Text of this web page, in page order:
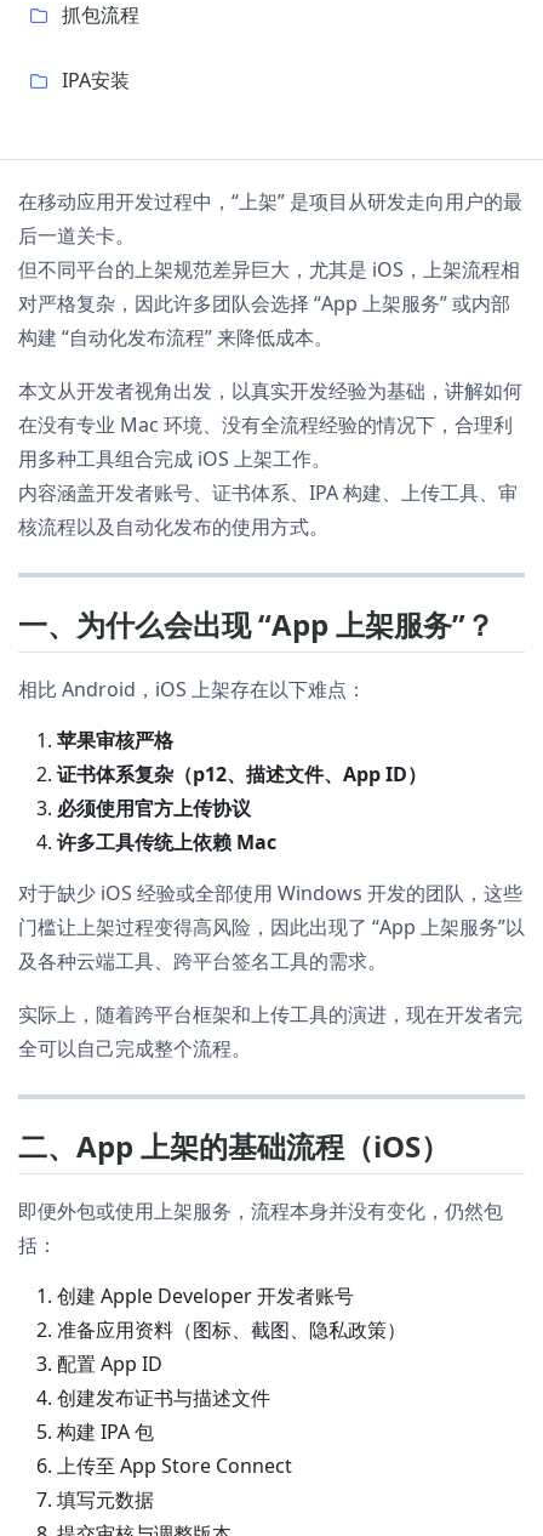
抓包流程
IPA安装
在移动应用开发过程中，“上架” 是项目从研发走向用户的最
后一道关卡。
但不同平台的上架规范差异巨大，尤其是 iOS，上架流程相
对严格复杂，因此许多团队会选择 “App 上架服务” 或内部
构建 “自动化发布流程” 来降低成本。
本文从开发者视角出发，以真实开发经验为基础，讲解如何
在没有专业 Mac 环境、没有全流程经验的情况下，合理利
用多种工具组合完成 iOS 上架工作。
内容涵盖开发者账号、证书体系、IPA 构建、上传工具、审
核流程以及自动化发布的使用方式。
一、为什么会出现 “App 上架服务”？
相比 Android，iOS 上架存在以下难点：
苹果审核严格
证书体系复杂（p12、描述文件、App ID）
必须使用官方上传协议
许多工具传统上依赖 Mac
对于缺少 iOS 经验或全部使用 Windows 开发的团队，这些
门槛让上架过程变得高风险，因此出现了 “App 上架服务”以
及各种云端工具、跨平台签名工具的需求。
实际上，随着跨平台框架和上传工具的演进，现在开发者完
全可以自己完成整个流程。
二、App 上架的基础流程（iOS）
即便外包或使用上架服务，流程本身并没有变化，仍然包
括：
创建 Apple Developer 开发者账号
准备应用资料（图标、截图、隐私政策）
配置 App ID
创建发布证书与描述文件
构建 IPA 包
上传至 App Store Connect
填写元数据